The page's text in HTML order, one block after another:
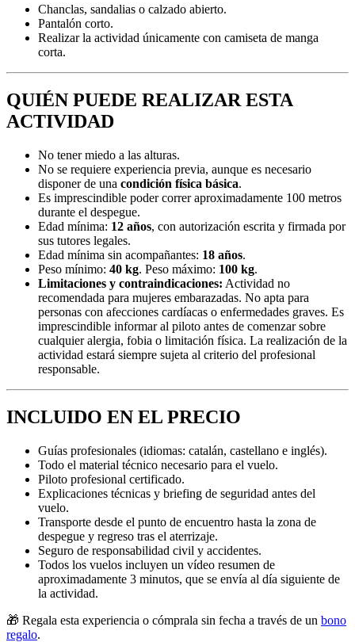
Chanclas, sandalias o calzado abierto.
Pantalón corto.
Realizar la actividad únicamente con camiseta de manga
corta.
QUIÉN PUEDE REALIZAR ESTA
ACTIVIDAD
No tener miedo a las alturas.
No se requiere experiencia previa, aunque es necesario
disponer de una condición física básica.
Es imprescindible poder correr aproximadamente 100 metros
durante el despegue.
Edad mínima: 12 años, con autorización escrita y firmada por
sus tutores legales.
Edad mínima sin acompañantes: 18 años.
Peso mínimo: 40 kg. Peso máximo: 100 kg.
Limitaciones y contraindicaciones: Actividad no
recomendada para mujeres embarazadas. No apta para
personas con afecciones cardíacas o enfermedades graves. Es
imprescindible informar al piloto antes de comenzar sobre
cualquier alergia, fobia o limitación física. La realización de la
actividad estará siempre sujeta al criterio del profesional
responsable.
INCLUIDO EN EL PRECIO
Guías profesionales (idiomas: catalán, castellano e inglés).
Todo el material técnico necesario para el vuelo.
Piloto profesional certificado.
Explicaciones técnicas y briefing de seguridad antes del
vuelo.
Transporte desde el punto de encuentro hasta la zona de
despegue y regreso tras el aterrizaje.
Seguro de responsabilidad civil y accidentes.
Todos los vuelos incluyen un vídeo resumen de
aproximadamente 3 minutos, que se envía al día siguiente de
la actividad.
🎁 Regala esta experiencia o cómprala sin fecha a través de un bono
regalo.